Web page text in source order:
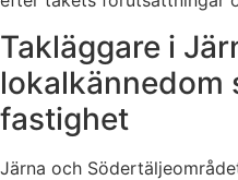
Takläggare i
lokalkännedom
fastighet
Järna och